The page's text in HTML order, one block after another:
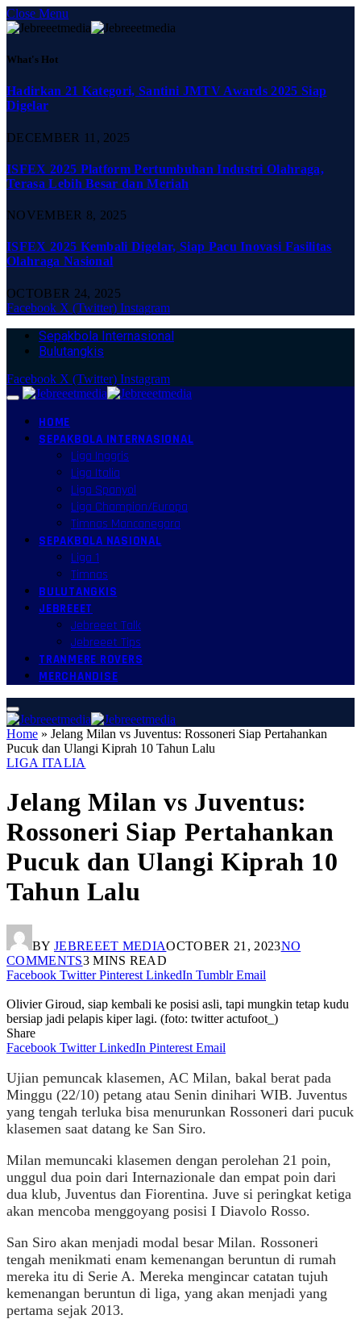
Close Menu
What's Hot
Hadirkan 21 Kategori, Santini JMTV Awards 2025 Siap
Digelar
DECEMBER 11, 2025
ISFEX 2025 Platform Pertumbuhan Industri Olahraga,
Terasa Lebih Besar dan Meriah
NOVEMBER 8, 2025
ISFEX 2025 Kembali Digelar, Siap Pacu Inovasi Fasilitas
Olahraga Nasional
OCTOBER 24, 2025
Facebook X (Twitter) Instagram
Sepakbola Internasional
Bulutangkis
Facebook X (Twitter) Instagram
HOME
SEPAKBOLA INTERNASIONAL
Liga Inggris
Liga Italia
Liga Spanyol
Liga Champion/Europa
Timnas Mancanegara
SEPAKBOLA NASIONAL
Liga 1
Timnas
BULUTANGKIS
JEBREEET
Jebreeet Talk
Jebreeet Tips
TRANMERE ROVERS
MERCHANDISE
Home » Jelang Milan vs Juventus: Rossoneri Siap Pertahankan
Pucuk dan Ulangi Kiprah 10 Tahun Lalu
LIGA ITALIA
Jelang Milan vs Juventus:
Rossoneri Siap Pertahankan
Pucuk dan Ulangi Kiprah 10
Tahun Lalu
BY JEBREEET MEDIAOCTOBER 21, 2023NO
COMMENTS3 MINS READ
Facebook Twitter Pinterest LinkedIn Tumblr Email
Olivier Giroud, siap kembali ke posisi asli, tapi mungkin tetap kudu
bersiap jadi pelapis kiper lagi. (foto: twitter actufoot_)
Share
Facebook Twitter LinkedIn Pinterest Email
Ujian pemuncak klasemen, AC Milan, bakal berat pada
Minggu (22/10) petang atau Senin dinihari WIB. Juventus
yang tengah terluka bisa menurunkan Rossoneri dari pucuk
klasemen saat datang ke San Siro.
Milan memuncaki klasemen dengan perolehan 21 poin,
unggul dua poin dari Internazionale dan empat poin dari
dua klub, Juventus dan Fiorentina. Juve si peringkat ketiga
akan mencoba menggoyang posisi I Diavolo Rosso.
San Siro akan menjadi modal besar Milan. Rossoneri
tengah menikmati enam kemenangan beruntun di rumah
mereka itu di Serie A. Mereka mengincar catatan tujuh
kemenangan beruntun di liga, yang akan menjadi yang
pertama sejak 2013.